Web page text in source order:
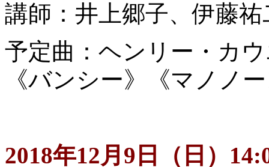
講師：井上郷子、伊藤
予定曲：ヘンリー・カ
《バンシー》《マノノ
2018年12月9日（日）